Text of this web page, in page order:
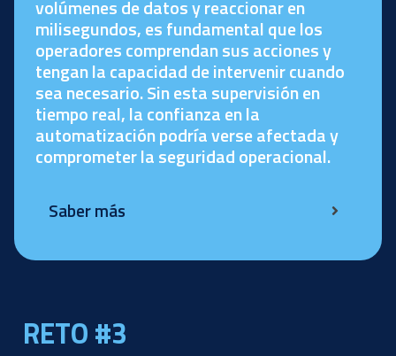
volúmenes de datos y reaccionar en
milisegundos, es fundamental que los
operadores comprendan sus acciones y
tengan la capacidad de intervenir cuando
sea necesario. Sin esta supervisión en
tiempo real, la confianza en la
automatización podría verse afectada y
comprometer la seguridad operacional.
Saber más
RETO #3